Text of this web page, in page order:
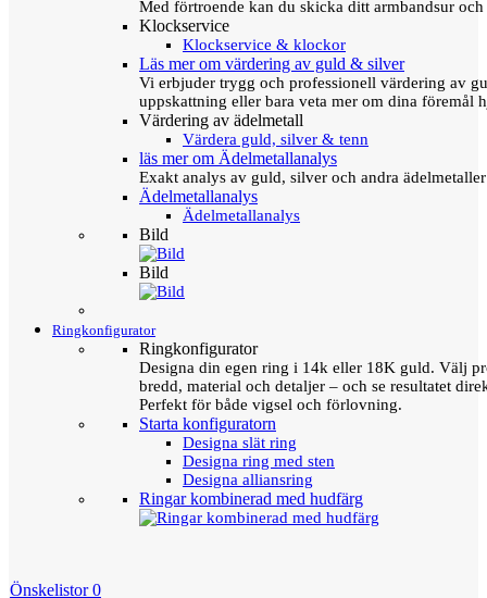
Med förtroende kan du skicka ditt armbandsur
Klockservice
Klockservice & klockor
Läs mer om värdering av guld & silver
Vi erbjuder trygg och professionell värdering av
uppskattning eller bara veta mer om dina föremål
Värdering av ädelmetall
Värdera guld, silver & tenn
läs mer om Ädelmetallanalys
Exakt analys av guld, silver och andra
Ädelmetallanalys
Ädelmetallanalys
Bild
Bild
Ringkonfigurator
Ringkonfigurator
Designa din egen ring i 14k eller 18K guld. Välj
bredd, material och detaljer – och se resultatet
Perfekt för både vigsel och förlovning.
Starta konfiguratorn
Designa slät ring
Designa ring med sten
Designa alliansring
Ringar kombinerad med hudfärg
Önskelistor 0